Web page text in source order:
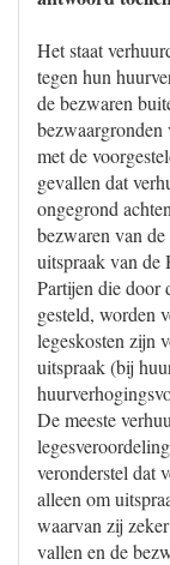
Het staat
tegen hun
de bezwaren
bezwaargronden
met de
gevallen dat
ongegrond
bezwaren van
uitspraak van de
Partijen die door
gesteld, worden
legeskosten zijn
uitspraak (bij
De meeste
veronderstel dat
alleen om
waarvan zij
vallen en de